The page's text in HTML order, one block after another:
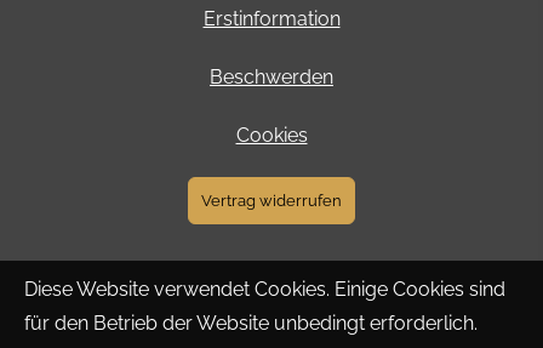
Erstinformation
Beschwerden
Cookies
Vertrag widerrufen
Diese Website verwendet Cookies. Einige Cookies sind
für den Betrieb der Website unbedingt erforderlich.